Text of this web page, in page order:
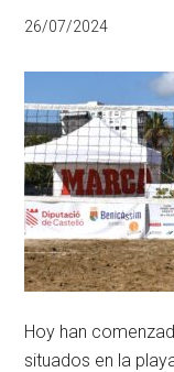
26/07/2024
Hoy han
situados en la